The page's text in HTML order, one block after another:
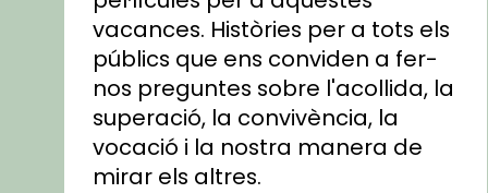
vacances. Històries per a tots els
públics que ens conviden a fer-
nos preguntes sobre l'acollida, la
superació, la convivència, la
vocació i la nostra manera de
mirar els altres.